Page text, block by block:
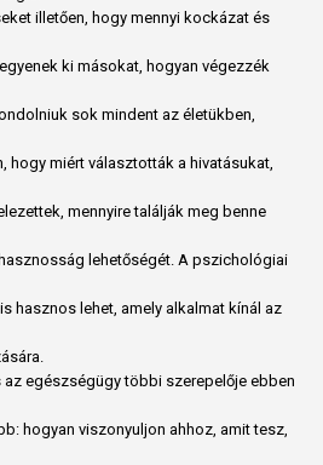
illetően, hogy mennyi kockázat és
ki másokat, hogyan végezzék
sok mindent az életükben,
hogy miért választották a hivatásukat,
mennyire találják meg benne
lehetőségét. A pszichológiai
hasznos lehet, amely alkalmat kínál az
egészségügy többi szerepelője ebben
hogyan viszonyuljon ahhoz, amit tesz,